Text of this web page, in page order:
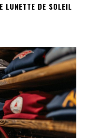
LUNETTE DE SOLEIL